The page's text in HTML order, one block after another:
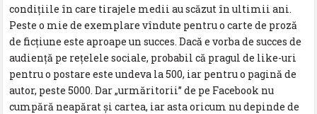
condiţiile în care tirajele medii au scăzut în ultimii ani.
Peste o mie de exemplare vîndute pentru o carte de proză
de ficţiune este aproape un succes. Dacă e vorba de succes de
audienţă pe reţelele sociale, probabil că pragul de like-uri
pentru o postare este undeva la 500, iar pentru o pagină de
autor, peste 5000. Dar „urmăritorii” de pe Facebook nu
cumpără neapărat şi cartea, iar asta oricum nu depinde de